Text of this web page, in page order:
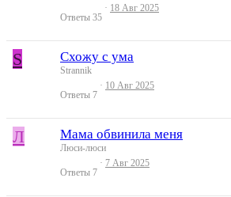
Ответы 35
18 Авг 2025
S Схожу с ума
Strannik
Ответы 7
10 Авг 2025
Л Мама обвинила меня
Люси-люси
Ответы 7
7 Авг 2025